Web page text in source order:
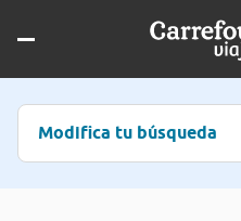
Modifica tu búsqueda